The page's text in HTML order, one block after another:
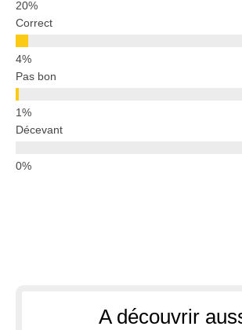
Correct
Pas bon
Décevant
A découvrir